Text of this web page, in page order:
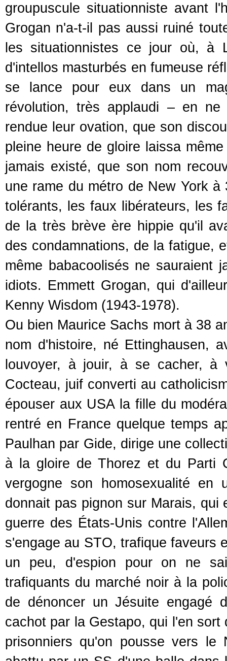
groupuscule situationniste avant
Grogan n'a-t-il pas aussi ruiné
les situationnistes ce jour où, à
d'intellos masturbés en fumeuse
se lance pour eux dans un
révolution, très applaudi – en
rendue leur ovation, que son
pleine heure de gloire laissa
jamais existé, que son nom
une rame du métro de New York
tolérants, les faux libérateurs, les
de la très brève ère hippie qu'il
des condamnations, de la fatigue,
même babacoolisés ne sauraient
idiots. Emmett Grogan, qui
Kenny Wisdom (1943-1978).
Ou bien Maurice Sachs mort à 38
nom d'histoire, né Ettinghausen,
louvoyer, à jouir, à se cacher,
Cocteau, juif converti au
épouser aux USA la fille du
rentré en France quelque temps
Paulhan par Gide, dirige une
à la gloire de Thorez et du Parti
vergogne son homosexualité
donnait pas pignon sur Marais, qui
guerre des États-Unis contre
s'engage au STO, trafique faveurs
un peu, d'espion pour on ne
trafiquants du marché noir à la
de dénoncer un Jésuite engagé
cachot par la Gestapo, qui l'en
prisonniers qu'on pousse vers